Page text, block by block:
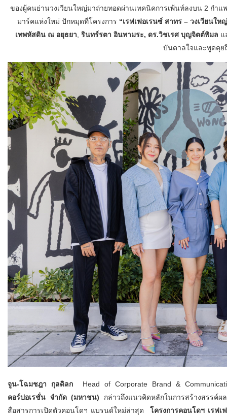
ของผู้คนย่านวงเวียนใหญ่มาถ่ายทอดผ่านเทคนิคการเพ้นท์ลงบน 2 กำ
มาร์คแห่งใหม่ ปักหมุดที่โครงการ “เรฟเฟอเรนซ์ สาทร – วงเวียนใ
เทพหัสดิน ณ อยุธยา, รินทร์รตา อินทามระ, ดร.วิชเรศ บุญจิตต์พิมล แ
บันดาลใจและพูดคุ
จูน-โฉมชฎา กุลดิลก
Head of Corporate Brand &
คอร์ปอเรชั่น จำกัด (มหาชน) กล่าวถึงแนวคิดหลักในการสร้างสรรค์
สื่อสารการเปิดตัวคอนโดฯ แบรนด์ใหม่ล่าสุด
โครงการคอนโดฯ เรฟ